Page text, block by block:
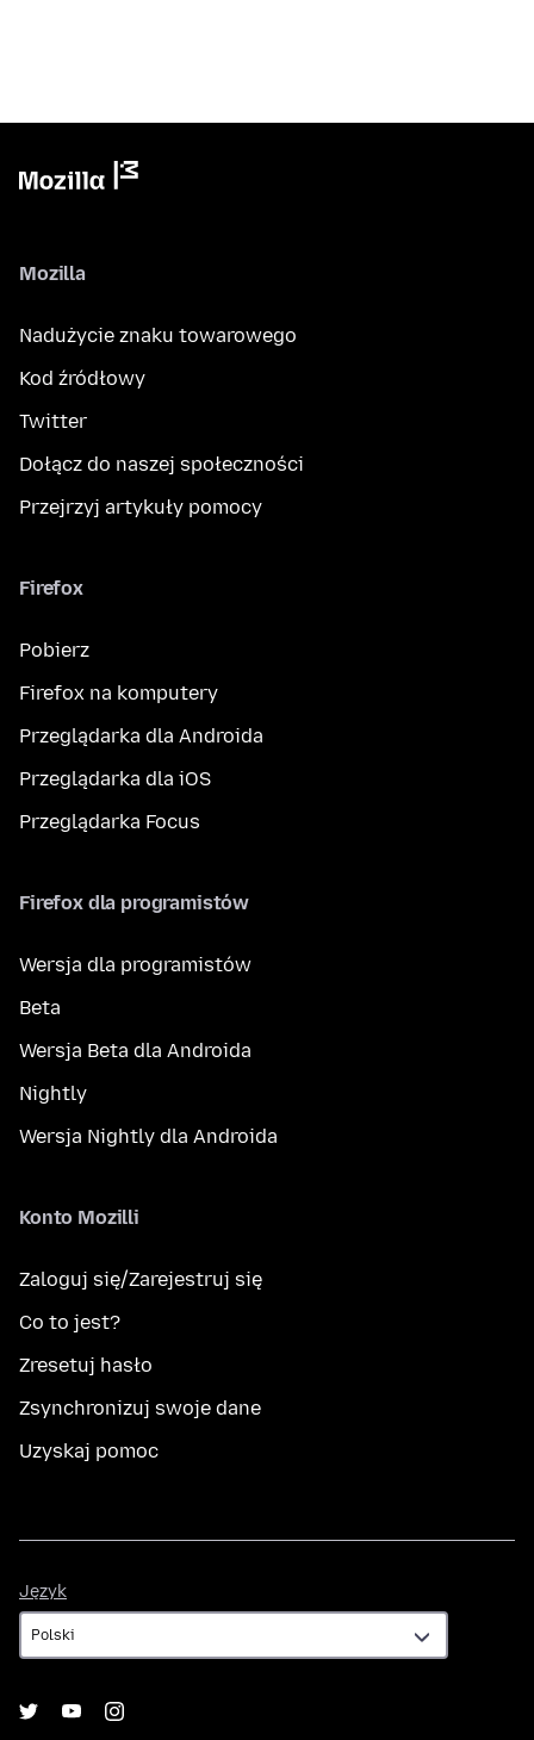
Mozilla
Nadużycie znaku towarowego
Kod źródłowy
Twitter
Dołącz do naszej społeczności
Przejrzyj artykuły pomocy
Firefox
Pobierz
Firefox na komputery
Przeglądarka dla Androida
Przeglądarka dla iOS
Przeglądarka Focus
Firefox dla programistów
Wersja dla programistów
Beta
Wersja Beta dla Androida
Nightly
Wersja Nightly dla Androida
Konto Mozilli
Zaloguj się/Zarejestruj się
Co to jest?
Zresetuj hasło
Zsynchronizuj swoje dane
Uzyskaj pomoc
Język